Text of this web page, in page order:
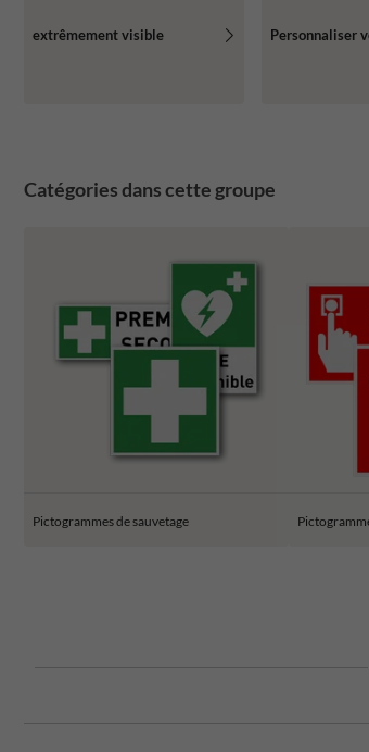
extrêmement visible
Personnaliser
Catégories dans cette groupe
Pictogrammes de sauvetage